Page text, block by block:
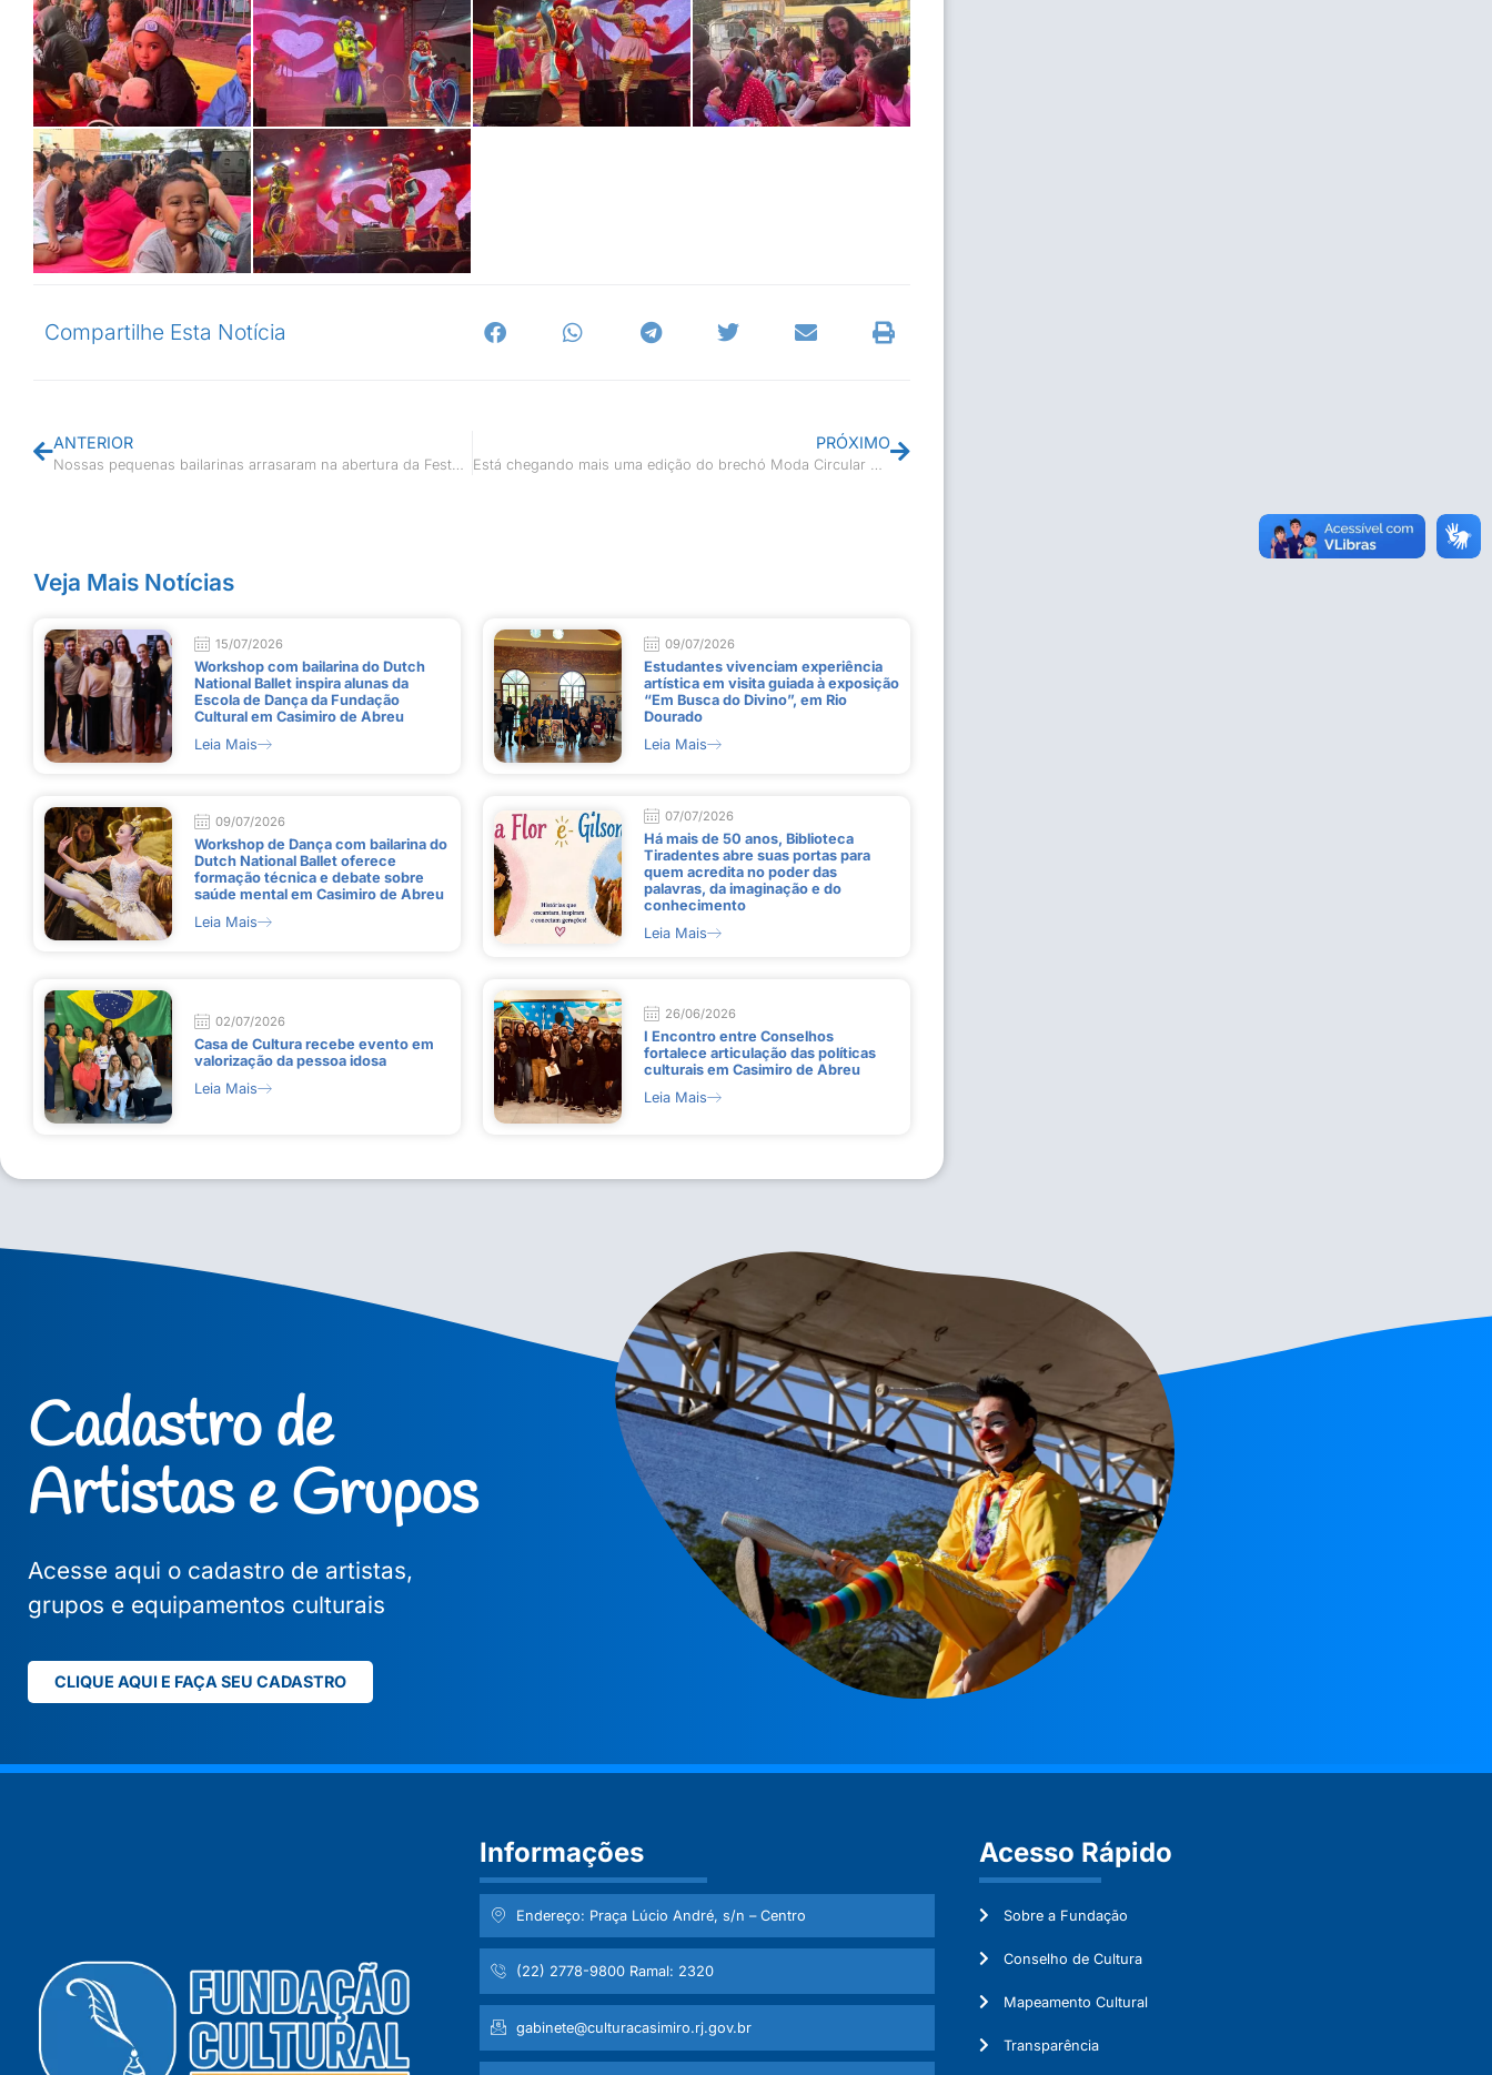
Compartilhe Esta Notícia
ANTERIOR
Nossas pequenas bailarinas arrasaram na abertura da Festa de Professor Souza
PRÓXIMO
Está chegando mais uma edição do brechó Moda Circular Reuse Abuse
Veja Mais Notícias
15/07/2026
Workshop com bailarina do Dutch
National Ballet inspira alunas da
Escola de Dança da Fundação
Cultural em Casimiro de Abreu
Leia Mais
09/07/2026
Estudantes vivenciam experiência
artística em visita guiada à exposição
“Em Busca do Divino”, em Rio
Dourado
Leia Mais
09/07/2026
Workshop de Dança com bailarina do
Dutch National Ballet oferece
formação técnica e debate sobre
saúde mental em Casimiro de Abreu
Leia Mais
07/07/2026
Há mais de 50 anos, Biblioteca
Tiradentes abre suas portas para
quem acredita no poder das
palavras, da imaginação e do
conhecimento
Leia Mais
02/07/2026
Casa de Cultura recebe evento em
valorização da pessoa idosa
Leia Mais
26/06/2026
I Encontro entre Conselhos
fortalece articulação das políticas
culturais em Casimiro de Abreu
Leia Mais
Cadastro de
Artistas e Grupos
Acesse aqui o cadastro de artistas,
grupos e equipamentos culturais
CLIQUE AQUI E FAÇA SEU CADASTRO
Informações
Endereço: Praça Lúcio André, s/n – Centro
(22) 2778-9800 Ramal: 2320
gabinete@culturacasimiro.rj.gov.br
Acesso Rápido
Sobre a Fundação
Conselho de Cultura
Mapeamento Cultural
Transparência